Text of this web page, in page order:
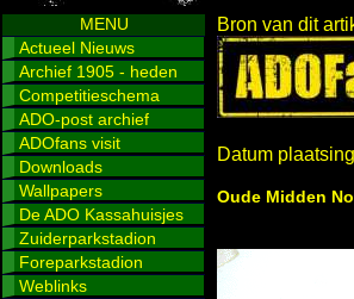
MENU
Actueel Nieuws
Archief 1905 - heden
Competitieschema
ADO-post archief
ADOfans visit
Downloads
Wallpapers
De ADO Kassahuisjes
Zuiderparkstadion
Foreparkstadion
Weblinks
Bron van dit
Datum
Oude Midden